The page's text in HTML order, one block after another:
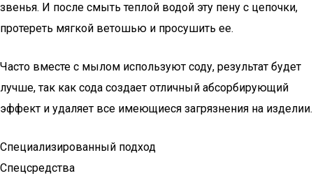
звенья. И после смыть теплой водой эту пену с цепочки,
протереть мягкой ветошью и просушить ее.
Часто вместе с мылом используют соду, результат будет
лучше, так как сода создает отличный абсорбирующий
эффект и удаляет все имеющиеся загрязнения на изделии.
Специализированный подход
Спецсредства